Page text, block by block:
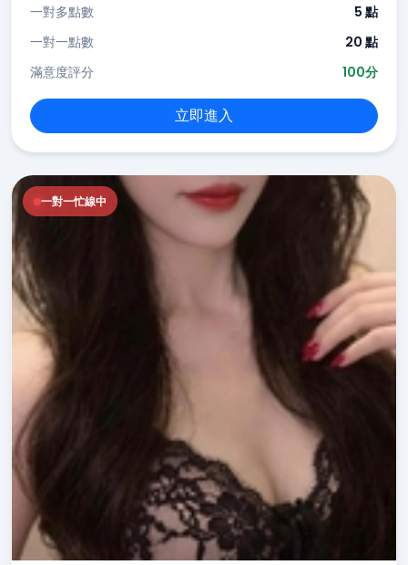
一對多點數
5 點
一對一點數
20 點
滿意度評分
100分
立即進入
一對一忙線中